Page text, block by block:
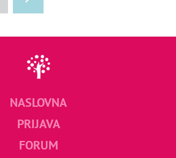
NASLOVNA
PRIJAVA
FORUM